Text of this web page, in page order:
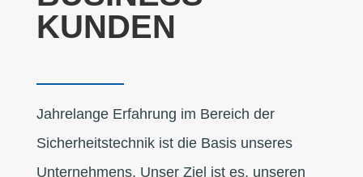
KUNDEN
Jahrelange Erfahrung im Bereich der
Sicherheitstechnik ist die Basis unseres
Unternehmens. Unser Ziel ist es, unseren